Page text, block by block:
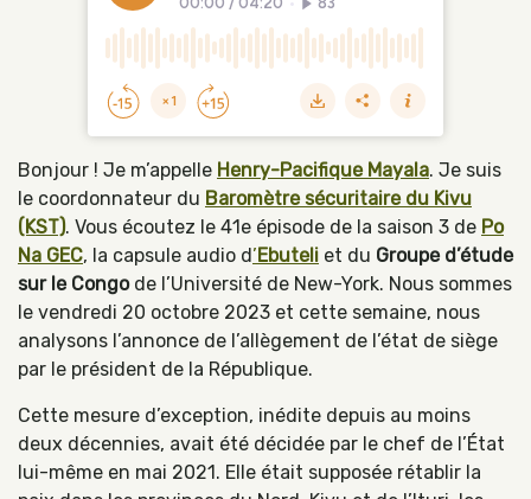
Bonjour ! Je m’appelle Henry-Pacifique Mayala. Je suis
le coordonnateur du Baromètre sécuritaire du Kivu
(KST). Vous écoutez le 41e épisode de la saison 3 de Po
Na GEC, la capsule audio d’Ebuteli et du Groupe d’étude
sur le Congo de l’Université de New-York. Nous sommes
le vendredi 20 octobre 2023 et cette semaine, nous
analysons l’annonce de l’allègement de l’état de siège
par le président de la République.
Cette mesure d’exception, inédite depuis au moins
deux décennies, avait été décidée par le chef de l’État
lui-même en mai 2021. Elle était supposée rétablir la